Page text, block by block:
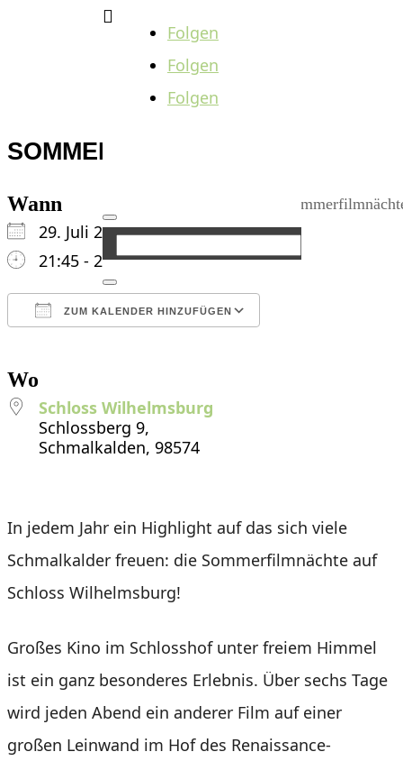

Folgen
Folgen
Folgen
SOMMERFILMNÄCHTE
Wann
29. Juli 2024
21:45 - 23:55
ZUM KALENDER HINZUFÜGEN
Wo
Schloss Wilhelmsburg
Schlossberg 9,
Schmalkalden, 98574
In jedem Jahr ein Highlight auf das sich viele
Schmalkalder freuen: die Sommerfilmnächte auf
Schloss Wilhelmsburg!
Großes Kino im Schlosshof unter freiem Himmel
ist ein ganz besonderes Erlebnis. Über sechs Tage
wird jeden Abend ein anderer Film auf einer
großen Leinwand im Hof des Renaissance-